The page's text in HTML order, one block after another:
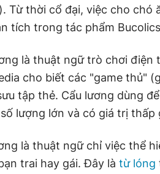
Từ thời cổ đại, việc cho chó
tích trong tác phẩm
là thuật ngữ trò chơi điện
cho biết các "game thủ"
tập thẻ. Cẩu lương dùng
lượng lớn và có giá trị
là thuật ngữ chỉ việc thể
trai hay gái. Đây là từ lóng